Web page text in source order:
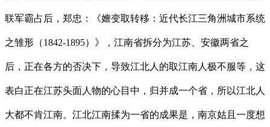
联军霸占后，郑忠：《嬗变取转移：近代长江三角洲城市系统
之雏形（1842-1895）》，江南省拆分为江苏、安徽两省之
后，正在各方的否决下，导致江北人的取江南人极不服等，这
表白正在江苏头面人物的心目中，归并成一个省，所以江北人
大都不肯江南。江北江南揉为一省的成果是，南京姑且一度想